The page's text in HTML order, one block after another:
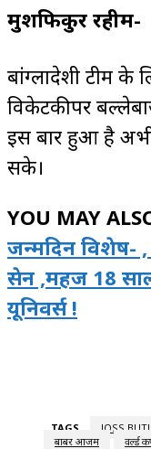
मुशफिकुर रहीम-
बांग्लादेशी टीम के
विकेटकीपर
इस बार हुआ है
सके।
YOU MAY
जन्मदिन विशेष- ,
सेन ,महज 18
यूनिवर्स !
TAGS JOSS
बाबर आजम
वर्ल्ड